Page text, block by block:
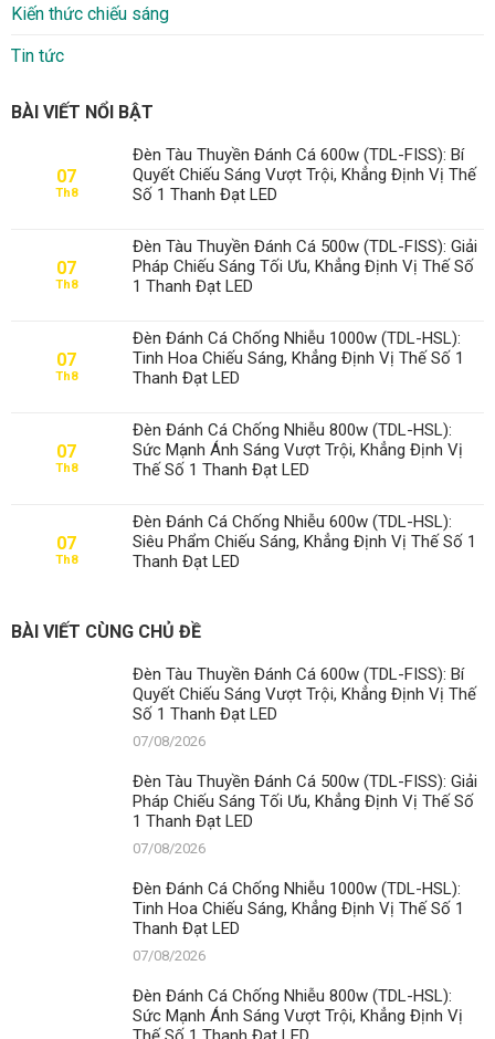
Kiến thức chiếu sáng
Tin tức
BÀI VIẾT NỔI BẬT
07
Th8
Đèn Tàu Thuyền Đánh Cá 600w (TDL-FISS): Bí
Quyết Chiếu Sáng Vượt Trội, Khẳng Định Vị Thế
Số 1 Thanh Đạt LED
07
Th8
Đèn Tàu Thuyền Đánh Cá 500w (TDL-FISS): Giải
Pháp Chiếu Sáng Tối Ưu, Khẳng Định Vị Thế Số
1 Thanh Đạt LED
07
Th8
Đèn Đánh Cá Chống Nhiễu 1000w (TDL-HSL):
Tinh Hoa Chiếu Sáng, Khẳng Định Vị Thế Số 1
Thanh Đạt LED
07
Th8
Đèn Đánh Cá Chống Nhiễu 800w (TDL-HSL):
Sức Mạnh Ánh Sáng Vượt Trội, Khẳng Định Vị
Thế Số 1 Thanh Đạt LED
07
Th8
Đèn Đánh Cá Chống Nhiễu 600w (TDL-HSL):
Siêu Phẩm Chiếu Sáng, Khẳng Định Vị Thế Số 1
Thanh Đạt LED
BÀI VIẾT CÙNG CHỦ ĐỀ
Đèn Tàu Thuyền Đánh Cá 600w (TDL-FISS): Bí
Quyết Chiếu Sáng Vượt Trội, Khẳng Định Vị Thế
Số 1 Thanh Đạt LED
07/08/2026
Đèn Tàu Thuyền Đánh Cá 500w (TDL-FISS): Giải
Pháp Chiếu Sáng Tối Ưu, Khẳng Định Vị Thế Số
1 Thanh Đạt LED
07/08/2026
Đèn Đánh Cá Chống Nhiễu 1000w (TDL-HSL):
Tinh Hoa Chiếu Sáng, Khẳng Định Vị Thế Số 1
Thanh Đạt LED
07/08/2026
Đèn Đánh Cá Chống Nhiễu 800w (TDL-HSL):
Sức Mạnh Ánh Sáng Vượt Trội, Khẳng Định Vị